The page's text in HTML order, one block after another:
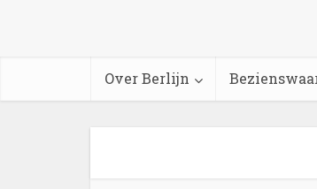
Over Berlijn